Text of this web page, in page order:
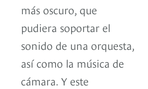
más oscuro, que
pudiera soportar el
sonido de una orquesta,
así como la música de
cámara. Y este